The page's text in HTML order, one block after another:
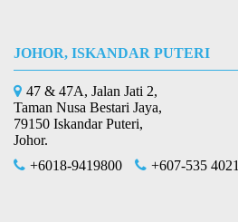
JOHOR, ISKANDAR PUTERI
47 & 47A, Jalan Jati 2,
Taman Nusa Bestari Jaya,
79150 Iskandar Puteri,
Johor.
+6018-9419800
+607-535 4021